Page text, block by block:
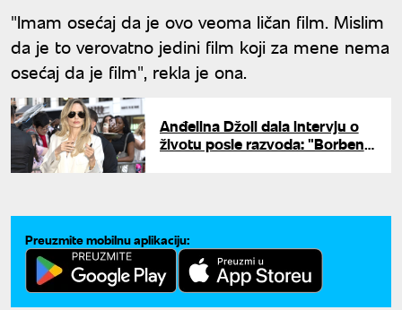
"Imam osećaj da je ovo veoma ličan film. Mislim
da je to verovatno jedini film koji za mene nema
osećaj da je film", rekla je ona.
Anđelina Džoli dala intervju o
životu posle razvoda: "Borbeni
Preuzmite mobilnu aplikaciju: